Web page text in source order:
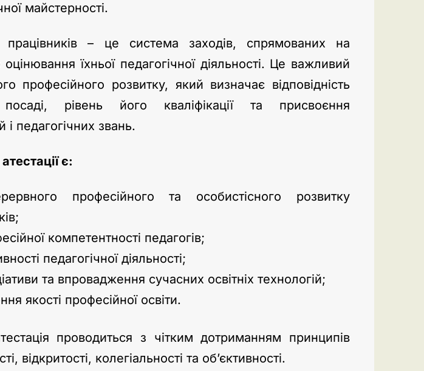
майстерності.
працівників – це система заходів, спрямованих на
їхньої педагогічної діяльності. Це важливий
професійного розвитку, який визначає відповідність
рівень його кваліфікації та присвоєння
і педагогічних звань.
є:
професійного та особистісного розвитку
компетентності педагогів;
педагогічної діяльності;
та впровадження сучасних освітніх технологій;
якості професійної освіти.
проводиться з чітким дотриманням принципів
відкритості, колегіальності та об’єктивності.